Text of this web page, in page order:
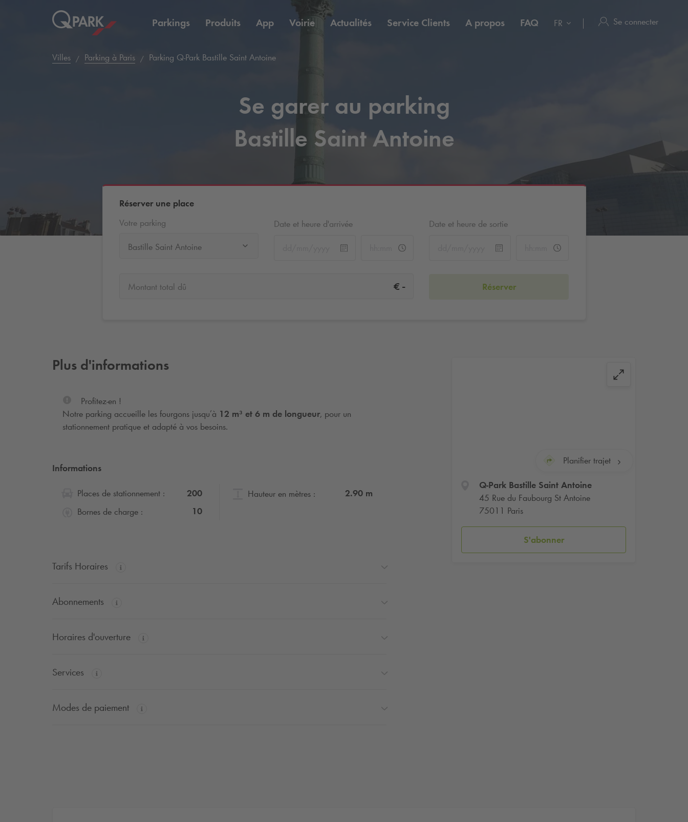
Parkings Produits App Voirie Actualités Service Clients A propos FAQ FR Se connecter
Villes Parking à Paris Parking Q-Park Bastille Saint Antoine
Se garer au parking
Bastille Saint Antoine
Réserver une place
Votre parking
Bastille Saint Antoine
Date et heure d'arrivée Date et heure de sortie
Montant total dû € - Réserver
Planifier trajet
Q-ParkBastille Saint Antoine
45 Rue du Faubourg St Antoine
75011 Paris
S'abonner
Plus d'informations
Profitez-en !
Notre parking accueille les fourgons jusqu’à 12 m³ et 6 m de longueur, pour un
stationnement pratique et adapté à vos besoins.
Informations
Places de stationnement :
200
Bornes de charge :
10
Hauteur en mètres : 2.90 m
Tarifs Horaires
Abonnements
Horaires d'ouverture
Services
Modes de paiement